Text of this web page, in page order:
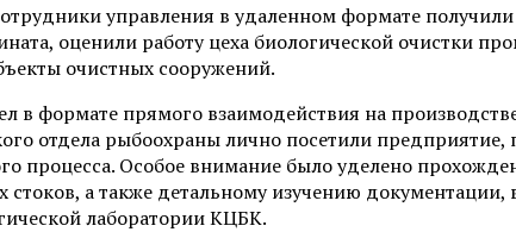
управления в удаленном формате
оценили работу цеха биологической очистки
очистных сооружений.
в формате прямого взаимодействия на
отдела рыбоохраны лично посетили предприятие,
процесса. Особое внимание было уделено
а также детальному изучению
лаборатории КЦБК.